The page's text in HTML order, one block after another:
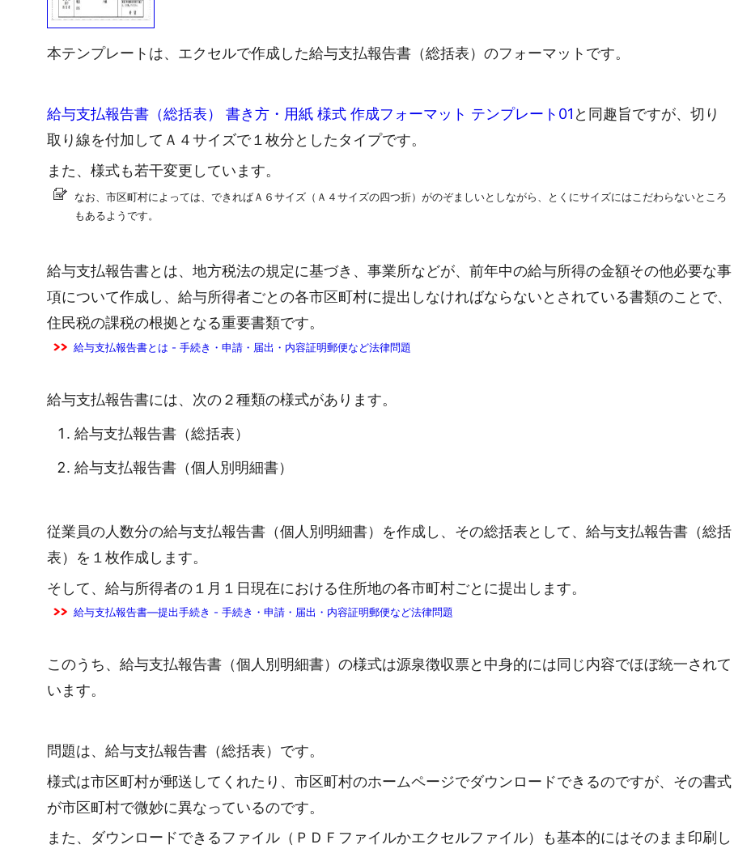
本テンプレートは、エクセルで作成した給与支払報告書（総括表）のフォーマットです。
給与支払報告書（総括表） 書き方・用紙 様式 作成フォーマット テンプレート01 と同趣旨ですが、切り
取り線を付加してＡ４サイズで１枚分としたタイプです。
また、様式も若干変更しています。
なお、市区町村によっては、できればＡ６サイズ（Ａ４サイズの四つ折）がのぞましいとしながら、とくにサイズにはこだわらないところ
もあるようです。
給与支払報告書とは、地方税法の規定に基づき、事業所などが、前年中の給与所得の金額その他必要な事
項について作成し、給与所得者ごとの各市区町村に提出しなければならないとされている書類のことで、
住民税の課税の根拠となる重要書類です。
給与支払報告書とは - 手続き・申請・届出・内容証明郵便など法律問題
給与支払報告書には、次の２種類の様式があります。
給与支払報告書（総括表）
給与支払報告書（個人別明細書）
従業員の人数分の給与支払報告書（個人別明細書）を作成し、その総括表として、給与支払報告書（総括
表）を１枚作成します。
そして、給与所得者の１月１日現在における住所地の各市町村ごとに提出します。
給与支払報告書―提出手続き - 手続き・申請・届出・内容証明郵便など法律問題
このうち、給与支払報告書（個人別明細書）の様式は源泉徴収票と中身的には同じ内容でほぼ統一されて
います。
問題は、給与支払報告書（総括表）です。
様式は市区町村が郵送してくれたり、市区町村のホームページでダウンロードできるのですが、その書式
が市区町村で微妙に異なっているのです。
また、ダウンロードできるファイル（ＰＤＦファイルかエクセルファイル）も基本的にはそのまま印刷し